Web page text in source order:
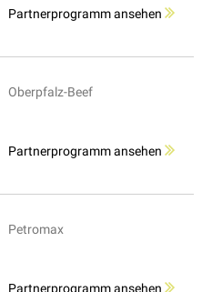
Partnerprogramm ansehen
Oberpfalz-Beef
Partnerprogramm ansehen
Petromax
Partnerprogramm ansehen